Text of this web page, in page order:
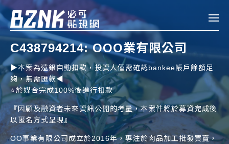
Bznk 必可貼現網
帳款轉讓
投資
申貸
企業融資
註冊 登入
C438794214: OOO業有限公司
▶️本案為遠銀自動扣款，投資人僅需確認bankee帳戶餘額足
夠，無需匯款◀️
⭐️於媒合完成100%後進行扣款
『因顧及融資者未來資訊公開的考量，本案件將於募資完成後
以匿名方式呈現』
OO事業有限公司成立於2016年，專注於肉品加工批發買賣，